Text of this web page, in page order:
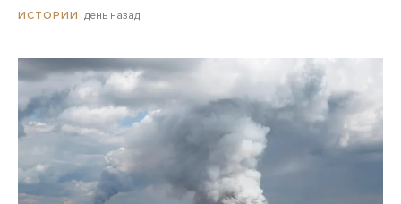
ИСТОРИИ день назад